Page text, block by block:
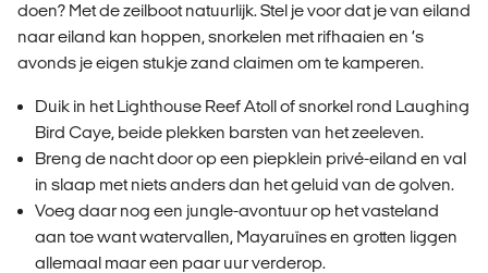
doen? Met de zeilboot natuurlijk. Stel je voor dat je van eiland
naar eiland kan hoppen, snorkelen met rifhaaien en ‘s
avonds je eigen stukje zand claimen om te kamperen.
Duik in het Lighthouse Reef Atoll of snorkel rond Laughing
Bird Caye, beide plekken barsten van het zeeleven.
Breng de nacht door op een piepklein privé-eiland en val
in slaap met niets anders dan het geluid van de golven.
Voeg daar nog een jungle-avontuur op het vasteland
aan toe want watervallen, Mayaruïnes en grotten liggen
allemaal maar een paar uur verderop.